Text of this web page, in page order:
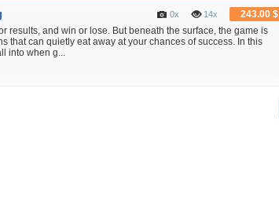
243.00 $
14x
0x
results, and win or lose. But beneath the surface, the game is
that can quietly eat away at your chances of success. In this
into when g...